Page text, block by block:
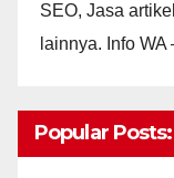
SEO, Jasa
lainnya. Info
Popular Posts: